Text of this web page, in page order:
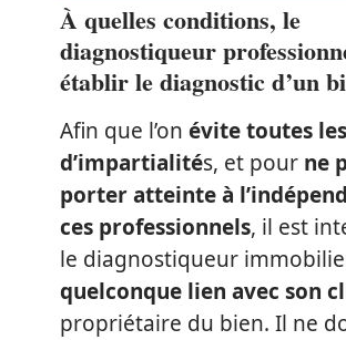
À quelles conditions, le
diagnostiqueur
établir le diagnostic d’un
Afin que l’on évite toutes
d’impartialités, et pour ne
porter atteinte à
ces professionnels, il est
le diagnostiqueur
quelconque lien avec son
propriétaire du bien. Il ne